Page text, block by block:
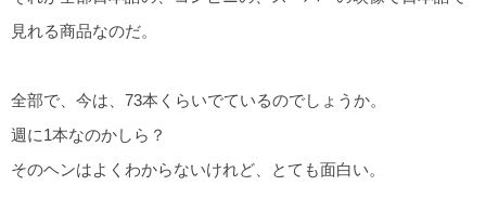
見れる商品なのだ。
全部で、今は、73本くらいでているのでしょうか。
週に1本なのかしら？
そのヘンはよくわからないけれど、とても面白い。